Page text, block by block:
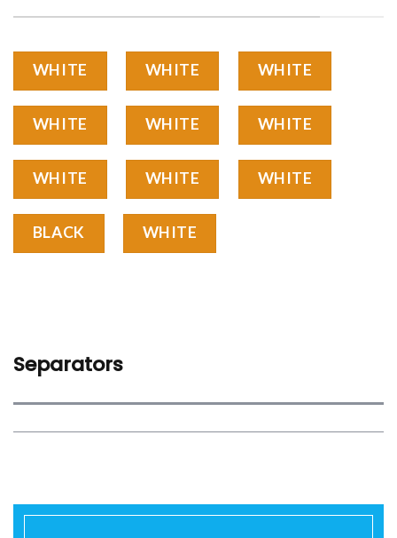
WHITE WHITE WHITE
WHITE WHITE WHITE
WHITE WHITE WHITE
BLACK WHITE
Separators